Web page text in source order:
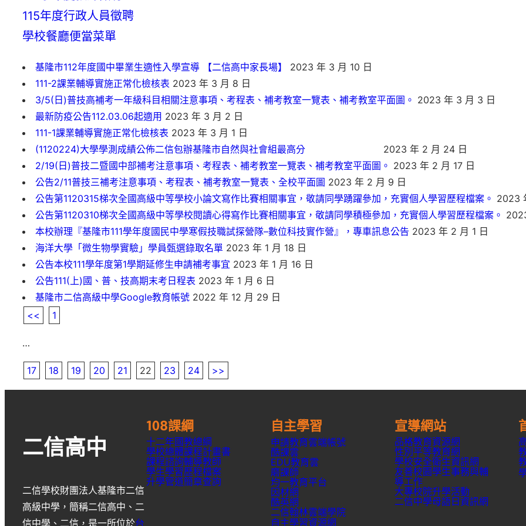
115年度行政人員徵聘
學校餐廳便當菜單
基隆市112年度國中畢業生適性入學宣導 【二信高中家長場】
2023 年 3 月 10 日
111-2課業輔導實施正常化檢核表 2023 年 3 月 8 日
3/5(日)普技高補考一年級科目相關注意事項、考程表、補考教室一覽表、補考教室平面圖。 2023 年 3 月 3 日
最新防疫公告112.03.06起適用 2023 年 3 月 2 日
111-1課業輔導實施正常化檢核表 2023 年 3 月 1 日
(1120224)大學學測成績公佈二信包辦基隆市自然與社會組最高分
2023 年 2 月 24 日
2/19(日)普技二暨國中部補考注意事項、考程表、補考教室一覽表、補考教室平面圖。 2023 年 2 月 17 日
公告2/11普技三補考注意事項、考程表、補考教室一覽表、全校平面圖 2023 年 2 月 9 日
公告第1120315梯次全國高級中等學校小論文寫作比賽相關事宜，敬請同學踴躍參加，充實個人學習歷程檔案。 2023
公告第1120310梯次全國高級中等學校閱讀心得寫作比賽相關事宜，敬請同學積極參加，充實個人學習歷程檔案。
本校辦理『基隆市111學年度國民中學寒假技職試探營隊–數位科技實作營』，專車訊息公告 2023 年 2 月 1 日
海洋大學「微生物學實驗」學員甄選錄取名單 2023 年 1 月 18 日
公告本校111學年度第1學期延修生申請補考事宜 2023 年 1 月 16 日
公告111(上)國、普、技高期末考日程表 2023 年 1 月 6 日
基隆市二信高級中學Google教育帳號 2022 年 12 月 29 日
<<
1
…
17 18 19 20 21 22 23 24 >>
二信高中
二信學校財團法人基隆市二信
高級中學 ，簡稱二信高中 、 二
信中學 、 二信 ，是一所位於台
108課綱
十二年國教總綱
學校總體課程計畫書
課程諮詢輔導教師
學生學習歷程檔案
升學管道簡章查詢
自主學習
申請教育雲端帳號
酷課雲
EDU教育雲
磨課師
均一教育平台
因材網
酷英網
二信翰林雲端學院
自主學習資源網
宣導網站
品格教育資源網
性別平等教育網
學校安全衛生資訊網
友善校園學生事務與輔
導工作
大專校院升學活動
二信中學母語日資訊網